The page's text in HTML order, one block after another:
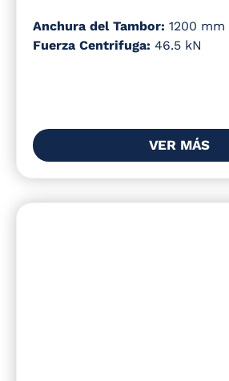
Anchura del Tambor: 1200 mm
Fuerza Centrifuga: 46.5 kN
VER MÁS